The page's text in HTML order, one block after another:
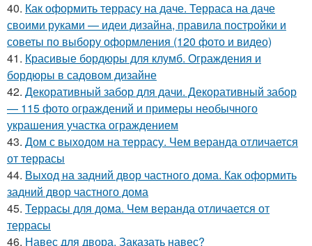
40. Как оформить террасу на даче. Терраса на даче
своими руками — идеи дизайна, правила постройки и
советы по выбору оформления (120 фото и видео)
41. Красивые бордюры для клумб. Ограждения и
бордюры в садовом дизайне
42. Декоративный забор для дачи. Декоративный забор
— 115 фото ограждений и примеры необычного
украшения участка ограждением
43. Дом с выходом на террасу. Чем веранда отличается
от террасы
44. Выход на задний двор частного дома. Как оформить
задний двор частного дома
45. Террасы для дома. Чем веранда отличается от
террасы
46. Навес для двора. Заказать навес?